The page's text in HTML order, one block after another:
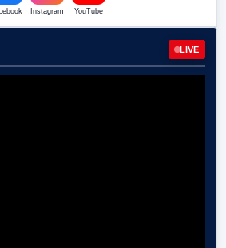
Instagram YouTube
LIVE